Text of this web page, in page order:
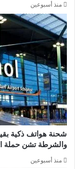
منذ أسبوعين
والشرطة تشن حملة
منذ أسبوعين